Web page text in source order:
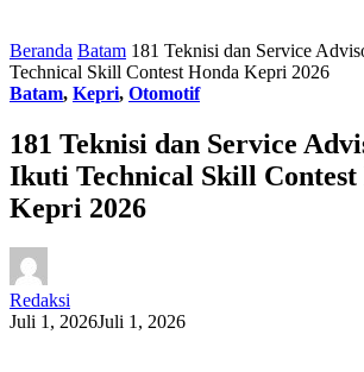
Beranda Batam 181 Teknisi dan Service
Technical Skill Contest Honda Kepri 2026
Batam, Kepri, Otomotif
181 Teknisi dan Service
Ikuti Technical Skill Contest
Kepri 2026
Redaksi
Juli 1, 2026Juli 1, 2026